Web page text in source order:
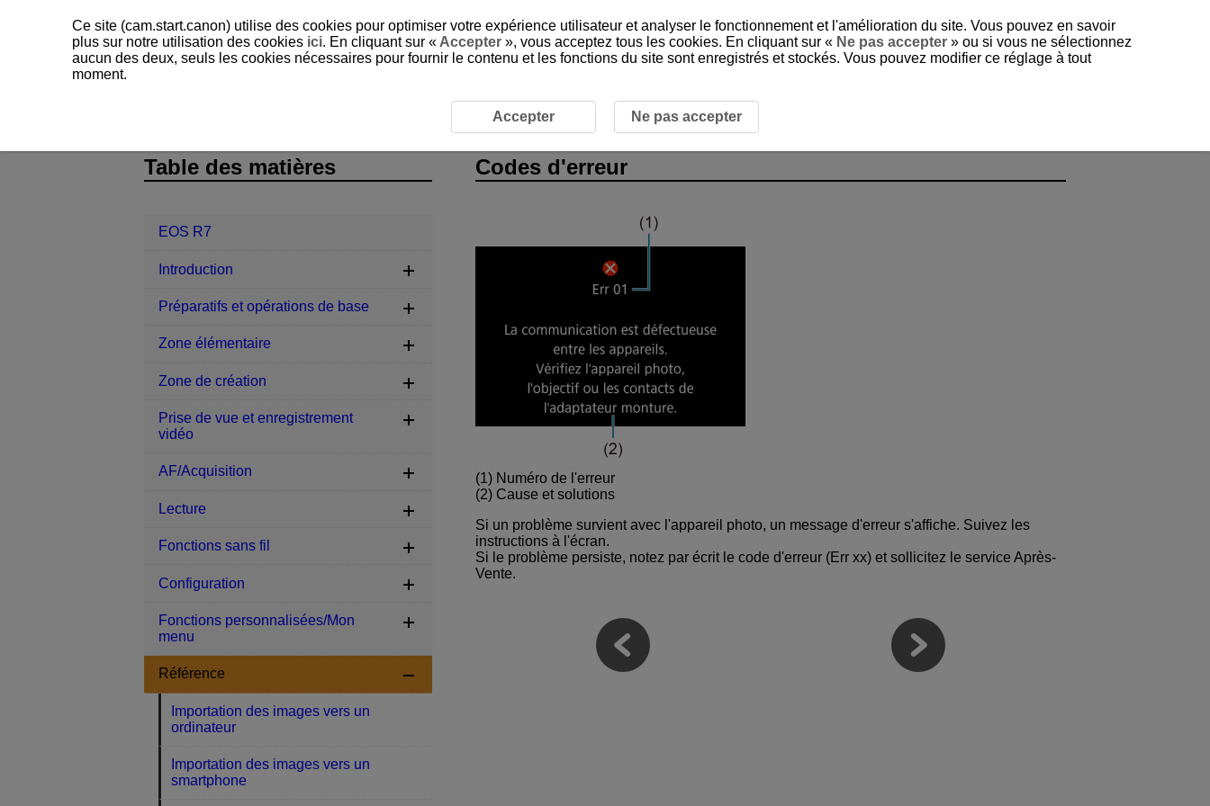
Codes d'erreur
(1) Numéro de l'erreur
(2) Cause et solutions
Si un problème survient avec l'appareil photo, un message d'erreur s'affiche. Suivez les
instructions à l'écran.
Si le problème persiste, notez par écrit le code d'erreur (Err xx) et sollicitez le service Après-
Vente.
Table des matières
EOS R7
Introduction
Préparatifs et opérations de base
Zone élémentaire
Zone de création
Prise de vue et enregistrement
vidéo
AF/Acquisition
Lecture
Fonctions sans fil
Configuration
Fonctions personnalisées/Mon
menu
Référence
Importation des images vers un
ordinateur
Importation des images vers un
smartphone
Ce site (cam.start.canon) utilise des cookies pour optimiser votre expérience utilisateur et analyser le fonctionnement et l'amélioration du site. Vous pouvez en savoir
plus sur notre utilisation des cookies ici. En cliquant sur « Accepter », vous acceptez tous les cookies. En cliquant sur « Ne pas accepter » ou si vous ne sélectionnez
aucun des deux, seuls les cookies nécessaires pour fournir le contenu et les fonctions du site sont enregistrés et stockés. Vous pouvez modifier ce réglage à tout
moment.
Accepter Ne pas accepter